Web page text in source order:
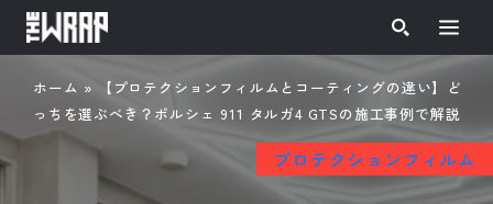
ホーム »
【プロテクションフィルムとコーティングの違い】ど
っちを選ぶべき？ポルシェ 911 タルガ4 GTSの施工事例で解説
プロテクションフィルム